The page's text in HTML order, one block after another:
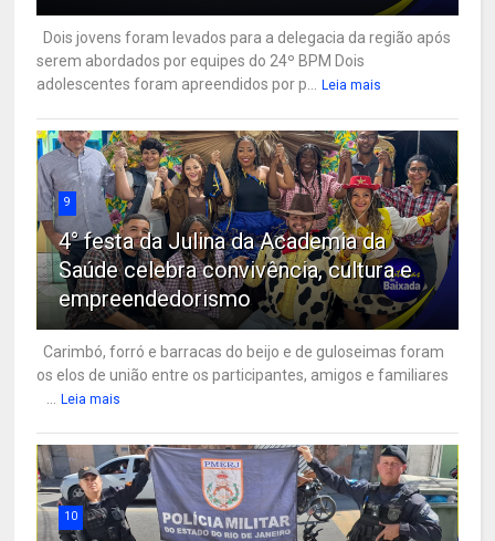
Dois jovens foram levados para a delegacia da região após
serem abordados por equipes do 24º BPM Dois
adolescentes foram apreendidos por p... Leia mais
9
4° festa da Julina da Academia da
Saúde celebra convivência, cultura e
empreendedorismo
Carimbó, forró e barracas do beijo e de guloseimas foram
os elos de união entre os participantes, amigos e familiares
... Leia mais
10